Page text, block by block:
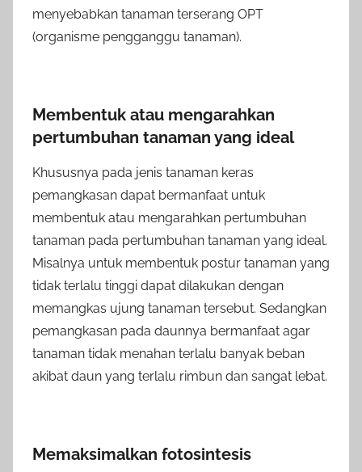
menyebabkan tanaman terserang OPT
(organisme pengganggu tanaman).
Membentuk atau mengarahkan
pertumbuhan tanaman yang ideal
Khususnya pada jenis tanaman keras
pemangkasan dapat bermanfaat untuk
membentuk atau mengarahkan pertumbuhan
tanaman pada pertumbuhan tanaman yang ideal.
Misalnya untuk membentuk postur tanaman yang
tidak terlalu tinggi dapat dilakukan dengan
memangkas ujung tanaman tersebut. Sedangkan
pemangkasan pada daunnya bermanfaat agar
tanaman tidak menahan terlalu banyak beban
akibat daun yang terlalu rimbun dan sangat lebat.
Memaksimalkan fotosintesis